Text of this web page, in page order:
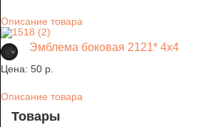
Описание товара
Эмблема боковая 2121* 4х4
Цена: 50 p.
Описание товара
Товары